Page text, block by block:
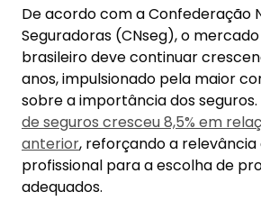
De acordo com a Confederação
Seguradoras (CNseg), o
brasileiro deve continuar
anos, impulsionado pela maior
sobre a importância dos seguros.
de seguros cresceu 8,5% em
anterior, reforçando a
profissional para a escolha de
adequados.